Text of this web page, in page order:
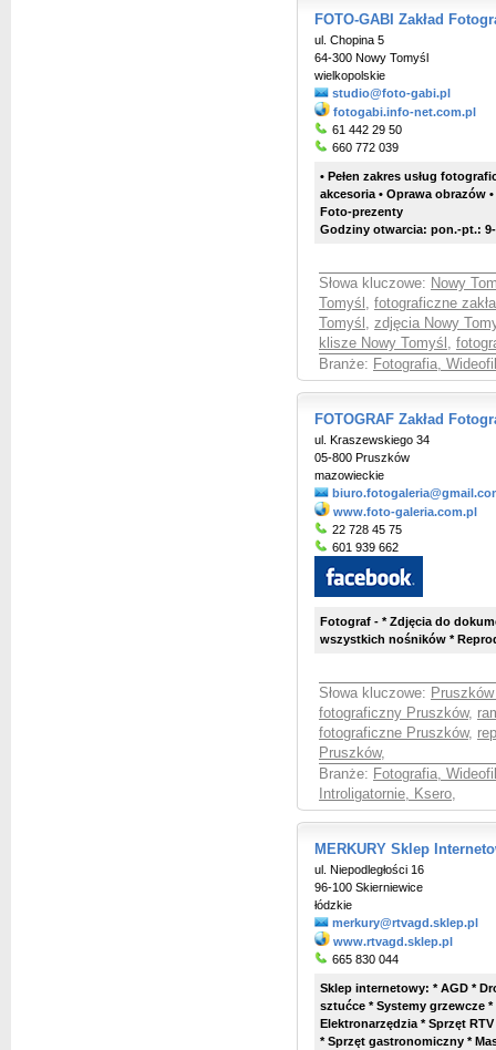
FOTO-GABI Zakład
ul. Chopina 5
64-300 Nowy Tomyśl
wielkopolskie
studio@foto-gabi.pl
fotogabi.info-net.com.pl
61 442 29 50
660 772 039
• Pełen zakres usług
akcesoria • Oprawa obrazów
Foto-prezenty
Godziny otwarcia: pon.-pt.: 9-
Słowa kluczowe: Nowy
Tomyśl , fotograficzne
Tomyśl , zdjęcia Nowy
klisze Nowy Tomyśl ,
Branże: Fotografia,
FOTOGRAF Zakład
ul. Kraszewskiego 34
05-800 Pruszków
mazowieckie
www.foto-galeria.com.pl
22 728 45 75
601 939 662
Fotograf - * Zdjęcia do
wszystkich nośników *
Słowa kluczowe:
fotograficzny Pruszków,
fotograficzne Pruszków,
Pruszków,
Branże: Fotografia,
Introligatornie, Ksero,
MERKURY Sklep
ul. Niepodległości 16
96-100 Skierniewice
łódzkie
merkury@rtvagd.sklep.pl
www.rtvagd.sklep.pl
665 830 044
Sklep internetowy: * AGD *
sztućce * Systemy grzewcze
Elektronarzędzia * Sprzęt
* Sprzęt gastronomiczny *